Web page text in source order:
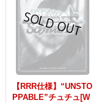
【RRR仕様】“UNSTO
PPABLE”チュチュ[W